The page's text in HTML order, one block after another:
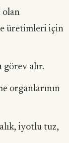
olan
üretimleri için
görev alır.
organlarının
iyotlu tuz,